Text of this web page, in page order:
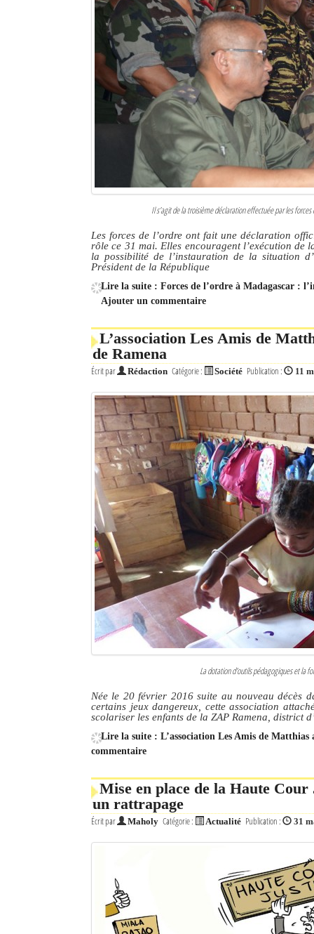
Diego Suarez Pratique
La Tribune de Diego en PDF
Connexion
Identifiant oublié ?
Mot de passe oublié ?
Il s’agit de la troisième déclaration effectuée par les
Les forces de l’ordre ont fait une déclaration
rôle ce 31 mai. Elles encouragent l’exécution de
la possibilité de l’instauration de la situation
Président de la République
Lire la suite : Forces de l’ordre à Madagascar :
Ajouter un commentaire
L’association Les Amis de
de Ramena
Écrit par Rédaction Catégorie : Société Publication : 11
La dotation d'outils pédagogiques et la
Née le 20 février 2016 suite au nouveau décès
certains jeux dangereux, cette association
scolariser les enfants de la ZAP Ramena, district
Lire la suite : L’association Les Amis de
commentaire
Mise en place de la Haute
un rattrapage
Écrit par Maholy Catégorie : Actualité Publication : 31